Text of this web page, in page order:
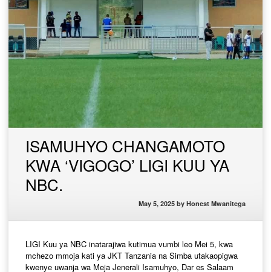
ISAMUHYO CHANGAMOTO
KWA ‘VIGOGO’ LIGI KUU YA
NBC.
May 5, 2025 by Honest Mwanitega
LIGI Kuu ya NBC inatarajiwa kutimua vumbi leo Mei 5, kwa
mchezo mmoja kati ya JKT Tanzania na Simba utakaopigwa
kwenye uwanja wa Meja Jenerali Isamuhyo, Dar es Salaam